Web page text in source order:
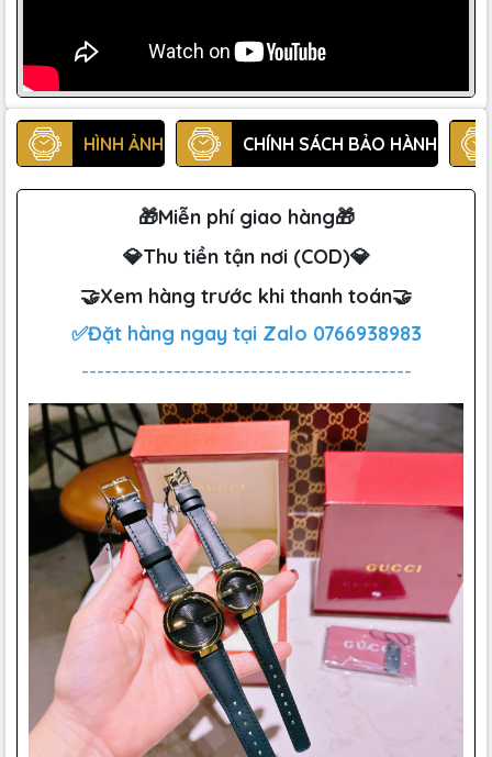
HÌNH ẢNH CHÍNH SÁCH BẢO HÀNH
🎁Miễn phí giao hàng🎁
💎Thu tiền tận nơi (COD)💎
🤝Xem hàng trước khi thanh toán🤝
✅Đặt hàng ngay tại Zalo 0766938983
-------------------------------------------